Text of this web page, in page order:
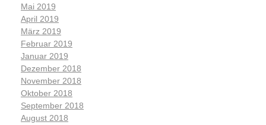
Mai 2019
April 2019
März 2019
Februar 2019
Januar 2019
Dezember 2018
November 2018
Oktober 2018
September 2018
August 2018